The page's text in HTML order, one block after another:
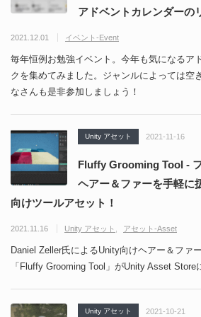
アドベントカレンダーの
2021.12.01 イベント-Event
毎年恒例お勉強イベント。今年も気になるア
クを集めてみました。ジャンルによっては空
なさんも是非参加しましょう！
Unity アセット 2021-11-16
Fluffy Grooming Tool -
ヘアー＆ファーを手軽に
向けツールアセット！
2021.11.16 Unity アセット アセット-Asset
Daniel Zeller氏によるUnity向けヘアー＆ファ
「Fluffy Grooming Tool」がUnity Asset Store
Unity アセット 2021-10-21